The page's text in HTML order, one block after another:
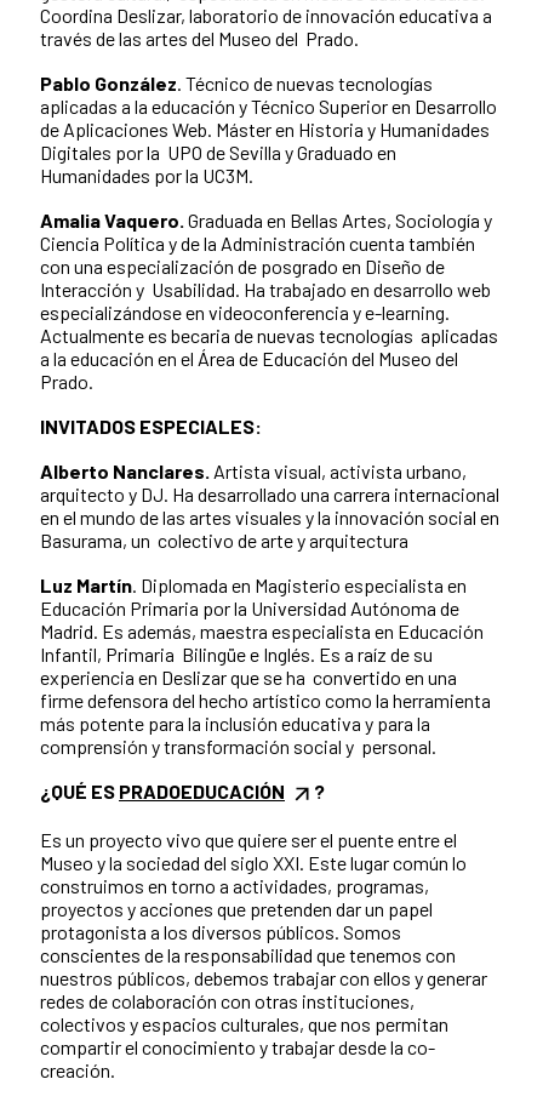
Coordina Deslizar, laboratorio de innovación educativa a
través de las artes del Museo del Prado.
Pablo González. Técnico de nuevas tecnologías
aplicadas a la educación y Técnico Superior en Desarrollo
de Aplicaciones Web. Máster en Historia y Humanidades
Digitales por la UPO de Sevilla y Graduado en
Humanidades por la UC3M.
Amalia Vaquero. Graduada en Bellas Artes, Sociología y
Ciencia Política y de la Administración cuenta también
con una especialización de posgrado en Diseño de
Interacción y Usabilidad. Ha trabajado en desarrollo web
especializándose en videoconferencia y e-learning.
Actualmente es becaria de nuevas tecnologías aplicadas
a la educación en el Área de Educación del Museo del
Prado.
INVITADOS ESPECIALES:
Alberto Nanclares. Artista visual, activista urbano,
arquitecto y DJ. Ha desarrollado una carrera internacional
en el mundo de las artes visuales y la innovación social en
Basurama, un colectivo de arte y arquitectura
Luz Martín. Diplomada en Magisterio especialista en
Educación Primaria por la Universidad Autónoma de
Madrid. Es además, maestra especialista en Educación
Infantil, Primaria Bilingüe e Inglés. Es a raíz de su
experiencia en Deslizar que se ha convertido en una
firme defensora del hecho artístico como la herramienta
más potente para la inclusión educativa y para la
comprensión y transformación social y personal.
¿QUÉ ES PRADOEDUCACIÓN ?
Es un proyecto vivo que quiere ser el puente entre el
Museo y la sociedad del siglo XXI. Este lugar común lo
construimos en torno a actividades, programas,
proyectos y acciones que pretenden dar un papel
protagonista a los diversos públicos. Somos
conscientes de la responsabilidad que tenemos con
nuestros públicos, debemos trabajar con ellos y generar
redes de colaboración con otras instituciones,
colectivos y espacios culturales, que nos permitan
compartir el conocimiento y trabajar desde la co-
creación.